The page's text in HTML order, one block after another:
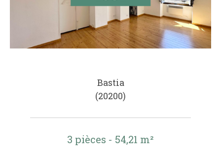
Bastia
(20200)
3 pièces - 54,21 m²